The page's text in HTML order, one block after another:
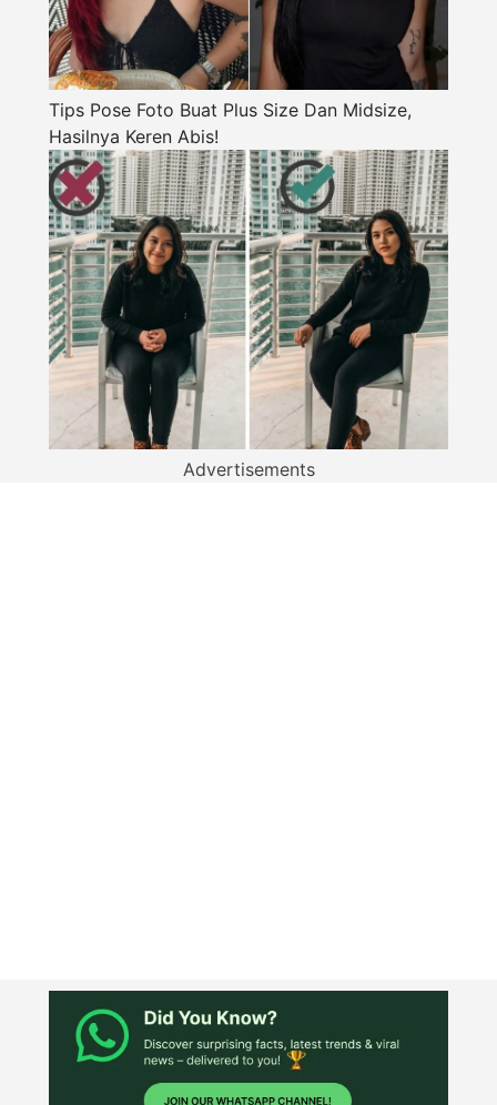
Tips Pose Foto Buat Plus Size Dan Midsize,
Hasilnya Keren Abis!
Advertisements